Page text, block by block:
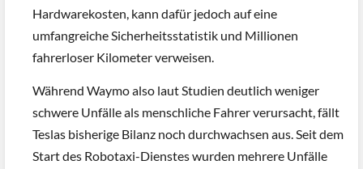
Hardwarekosten, kann dafür jedoch auf eine
umfangreiche Sicherheitsstatistik und Millionen
fahrerloser Kilometer verweisen.
Während Waymo also laut Studien deutlich weniger
schwere Unfälle als menschliche Fahrer verursacht, fällt
Teslas bisherige Bilanz noch durchwachsen aus. Seit dem
Start des Robotaxi-Dienstes wurden mehrere Unfälle